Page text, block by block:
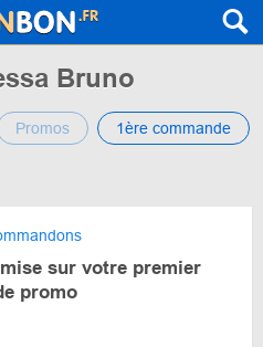
Bruno
Promos 1ère commande
sur votre premier
promo